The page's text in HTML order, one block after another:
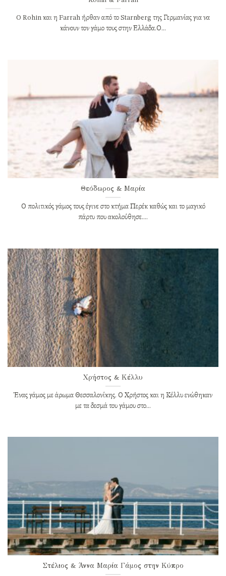
O Rohin και η Farrah ήρθαν από το Starnberg της Γερμανίας για να
κάνουν τον γάμο τους στην Ελλάδα.Ο...
Θεόδωρος & Μαρία
Ο πολιτικός γάμος τους έγινε στο κτήμα Περέκ καθώς και το μαγικό
πάρτυ που ακολούθησε....
Χρήστος & Κέλλυ
Ένας γάμος με άρωμα Θεσσαλονίκης. Ο Χρήστος και η Κέλλυ ενώθηκαν
με τα δεσμά του γάμου στο...
Στέλιος & Άννα Μαρία Γάμος στην Κύπρο